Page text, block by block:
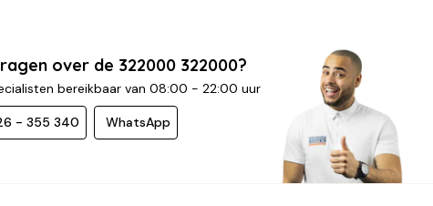
over de 322000 322000?
bereikbaar van 08:00 - 22:00 uur
- 355 340 WhatsApp